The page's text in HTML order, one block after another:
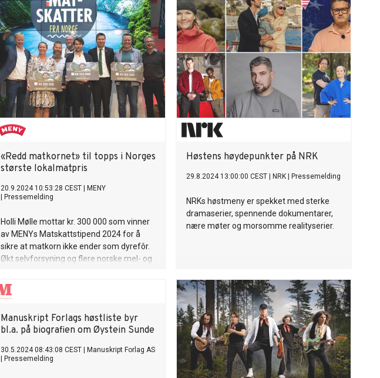
Gjennom turneringer, tap og sporadiske
triumfer vikles et liv ut – fylt av minner,
skam, kjærlighet og en far som blir stadig
sykere. Med varm humor skriver Lie fram
et portrett av en mann som forsøker å
spille seg fri fra både fortid og
forestillinger. Dette er en bok om
bordtennis. Og om alt det andre. Øystein
Lie bor på Frosta. Han debuterte med
romanen Løp (2014), og har blant annet
skrevet boka Skjerpings om Olaf Tufte
innsiden av Nidaros Sosialdemokratisk
Forum (2023). Bordtennisdagbøkene
anmeldereksemplar eller intervju.
«Redd matkornet» til topps i Norges
største lokalmatpris
20.9.2024 10:53:28 CEST
MENY
Pressemelding
Holli Mølle mottar kr. 300 000 som vinner
av MENYs Matskattstipend 2024 for å
sikre at matkorn ikke ender som dyrefôr.
Økt selvforsyning og flere norske mel- og
landbruks- og matministeren i spissen.
Hanasand Gartneri får kr. 200 000 for å
overskuddstomater, mens
Gaardsbrenneriet får kr. 100 000 for å
utvikle alkoholfrie cocktails.
Høstens høydepunkter på NRK
29.8.2024 13:00:00 CEST NRK Pressemelding
NRKs høstmeny er spekket med sterke
dramaserier, spennende dokumentarer,
nære møter og morsomme realityserier.
Manuskript Forlags høstliste byr
bl.a. på biografien om Øystein Sunde
30.5.2024 08:43:08 CEST
Manuskript Forlag AS
Pressemelding